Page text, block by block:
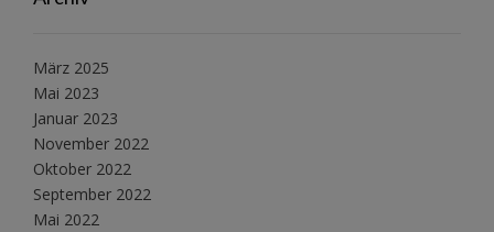
März 2025
Mai 2023
Januar 2023
November 2022
Oktober 2022
September 2022
Mai 2022